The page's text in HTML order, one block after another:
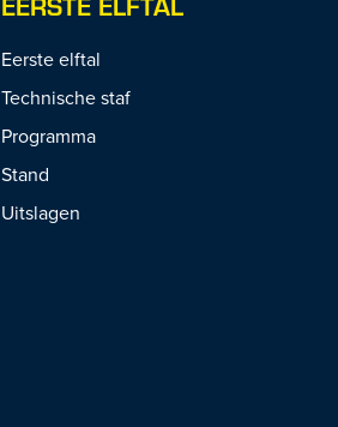
Eerste elftal
Technische staf
Programma
Stand
Uitslagen